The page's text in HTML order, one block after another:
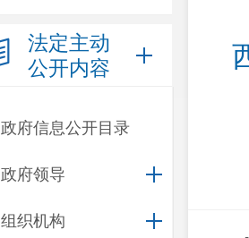
法定主动
公开内容
政府信息公开目录
政府领导
组织机构